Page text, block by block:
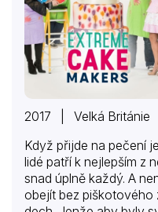
2017 | Velká
Když přijde na pečení
lidé patří k nejlepším z
snad úplně každý. A
obejít bez piškotového